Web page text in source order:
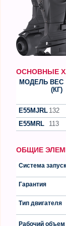
ОСНОВНЫЕ
МОДЕЛЬ ВЕС
(КГ)
E55MJRL 132
E55MRL
113
ОБЩИЕ
Система
Гарантия
Тип двигателя
Рабочий объем